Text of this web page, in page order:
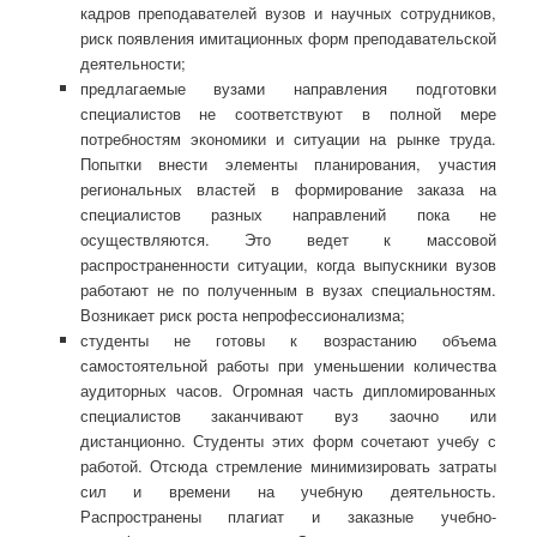
кадров преподавателей вузов и научных сотрудников,
риск появления имитационных форм преподавательской
деятельности;
предлагаемые вузами направления подготовки
специалистов не соответствуют в полной мере
потребностям экономики и ситуации на рынке труда.
Попытки внести элементы планирования, участия
региональных властей в формирование заказа на
специалистов разных направлений пока не
осуществляются. Это ведет к массовой
распространенности ситуации, когда выпускники вузов
работают не по полученным в вузах специальностям.
Возникает риск роста непрофессионализма;
студенты не готовы к возрастанию объема
самостоятельной работы при уменьшении количества
аудиторных часов. Огромная часть дипломированных
специалистов заканчивают вуз заочно или
дистанционно. Студенты этих форм сочетают учебу с
работой. Отсюда стремление минимизировать затраты
сил и времени на учебную деятельность.
Распространены плагиат и заказные учебно-